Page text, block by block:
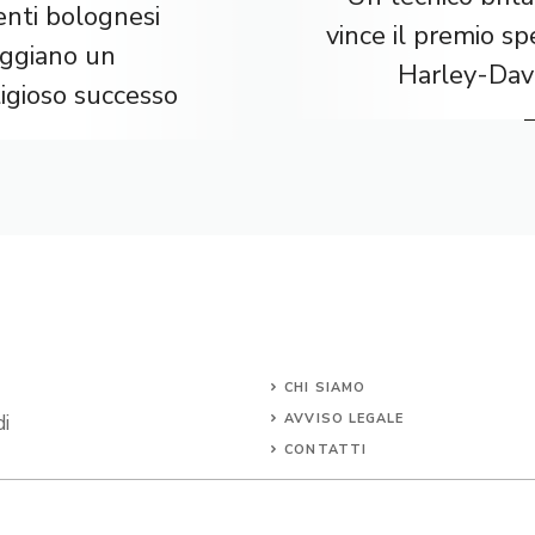
bolognesi
un
successo
vince il premio
Harley-
CHI SIAMO
AVVISO LEGALE
CONTATTI